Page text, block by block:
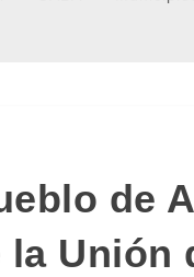
de
Unión